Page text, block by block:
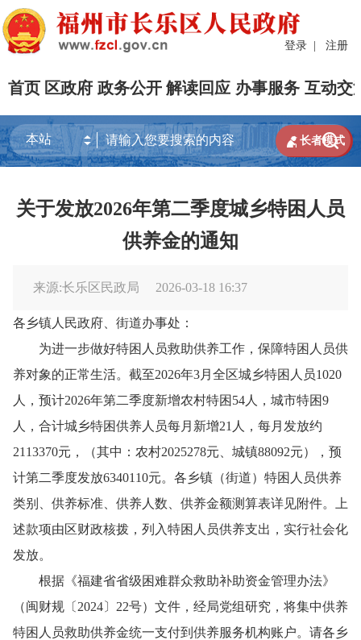
登录 | 注册
首页 区政府 政务公开 解读回应 办事服务 互动交

 长者模式
关于发放2026年第二季度城乡特困人员
供养金的通知
来源:长乐区民政局 2026-03-18 16:37
各乡镇人民政府、街道办事处：
为进一步做好特困人员救助供养工作，保障特困人员供
养对象的正常生活。 截至2026年3月全区城乡特困人员1020
人，预计2026年第二季度新增农村特困54人，城市特困9
人，合计城乡特困供养 人员每月新增21 人 ， 每月 发放约
2113370元 ，（其中 ： 农村2025278元、城镇88092元）， 预
计第二季度发放6340110元。 各乡镇（街道）特困人员供养
类别、供养标准、供养人数、供养金额测算表详见附件。上
述款项由区财政核拨 ，列 入特困人员供养支出 ， 实行社会化
发放。
根据 《福建省省级困难群众救助补助资金管理办法》
（闽财规〔 2024〕22号）文件， 经局党组研究，将集中供养
特困人员救助供养金统一支付到供养服务机构账户。 请各乡